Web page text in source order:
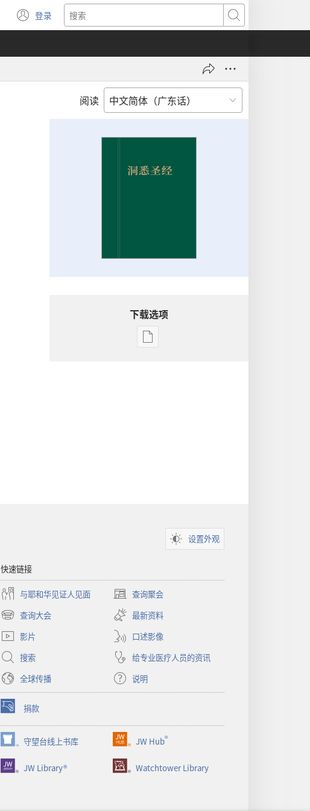
登录
（打
开
窗
搜
索
阅读
下载选项
电
设置外观
快速链接
与耶和华见证人见面 查询聚会
（打
开
新
窗
口）
查询大会
（打
开
新
窗
口）
最新资料
影片
口述影像
搜索
给专业医疗人员的资讯
全球传播
说明
捐款
（打
开
新
窗
口）
守望台线上书库
（打
开
新
JW Hub®
（打
开
新
JW Library® Watchtower Library